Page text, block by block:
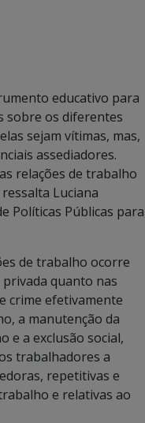
educativo para
sobre os diferentes
sejam vítimas, mas,
assediadores.
relações de trabalho
Luciana
Políticas Públicas para
de trabalho ocorre
quanto nas
crime efetivamente
a manutenção da
e a exclusão social,
trabalhadores a
repetitivas e
e relativas ao